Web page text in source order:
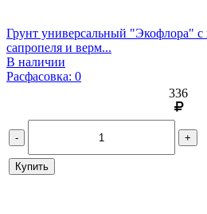
Грунт универсальный "Экофлора"
сапропеля и верм...
В наличии
Расфасовка: 0
336
- +
Купить